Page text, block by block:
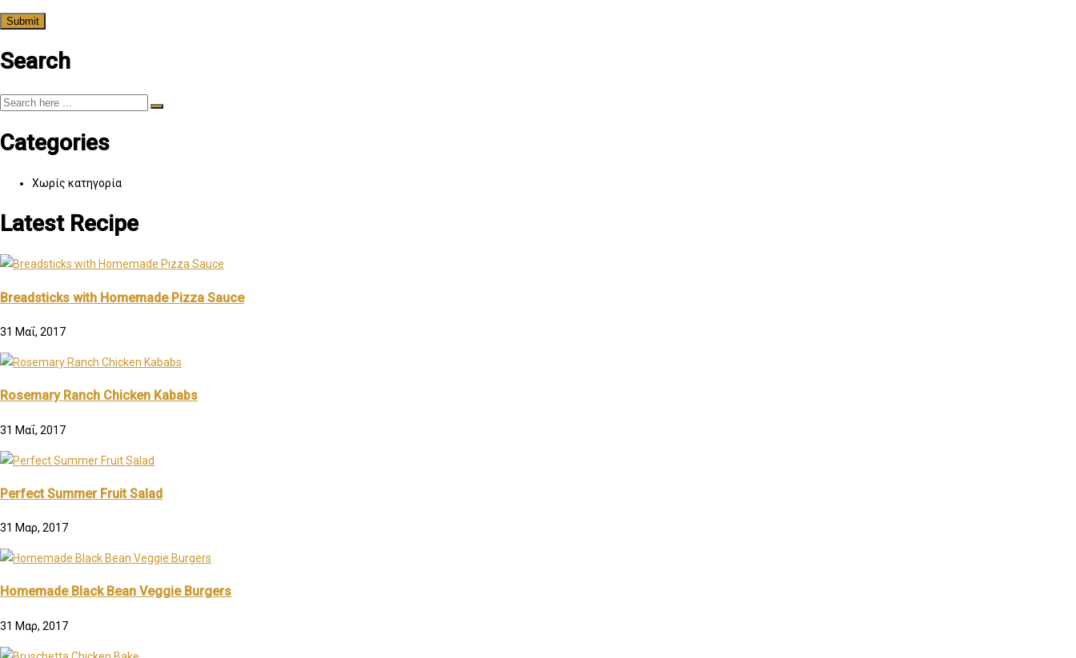
Search
Categories
Χωρίς κατηγορία
Latest Recipe
Breadsticks with Homemade Pizza Sauce
31 Μαΐ, 2017
Rosemary Ranch Chicken Kababs
31 Μαΐ, 2017
Perfect Summer Fruit Salad
31 Μαρ, 2017
Homemade Black Bean Veggie Burgers
31 Μαρ, 2017